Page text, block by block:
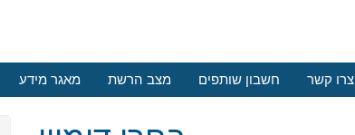
מאגר מידע מצב הרשת חשבון שותפים צרו קשר